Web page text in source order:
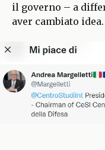
il governo – a
aver cambiato